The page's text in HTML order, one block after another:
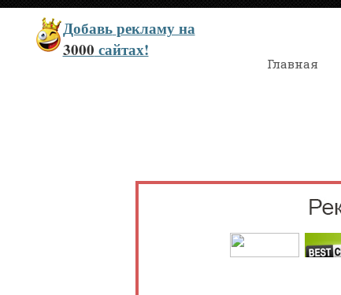
Главная
Добавь рекламу на
3000 сайтах!